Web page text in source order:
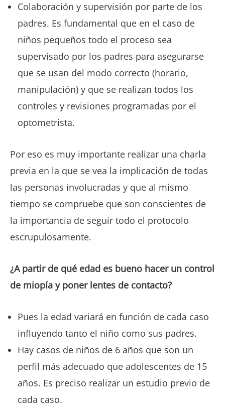
Colaboración y supervisión por parte de los
padres. Es fundamental que en el caso de
niños pequeños todo el proceso sea
supervisado por los padres para asegurarse
que se usan del modo correcto (horario,
manipulación) y que se realizan todos los
controles y revisiones programadas por el
optometrista.
Por eso es muy importante realizar una charla
previa en la que se vea la implicación de todas
las personas involucradas y que al mismo
tiempo se compruebe que son conscientes de
la importancia de seguir todo el protocolo
escrupulosamente.
¿A partir de qué edad es bueno hacer un control
de miopía y poner lentes de contacto?
Pues la edad variará en función de cada caso
influyendo tanto el niño como sus padres.
Hay casos de niños de 6 años que son un
perfil más adecuado que adolescentes de 15
años. Es preciso realizar un estudio previo de
cada caso.